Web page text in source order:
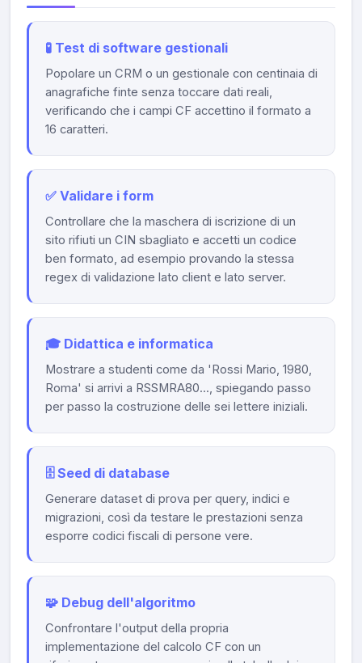
🧪 Test di software gestionali
Popolare un CRM o un gestionale con centinaia di
anagrafiche finte senza toccare dati reali,
verificando che i campi CF accettino il formato a
16 caratteri.
✅ Validare i form
Controllare che la maschera di iscrizione di un
sito rifiuti un CIN sbagliato e accetti un codice
ben formato, ad esempio provando la stessa
regex di validazione lato client e lato server.
🎓 Didattica e informatica
Mostrare a studenti come da 'Rossi Mario, 1980,
Roma' si arrivi a RSSMRA80..., spiegando passo
per passo la costruzione delle sei lettere iniziali.
🗄️ Seed di database
Generare dataset di prova per query, indici e
migrazioni, così da testare le prestazioni senza
esporre codici fiscali di persone vere.
🧩 Debug dell'algoritmo
Confrontare l'output della propria
implementazione del calcolo CF con un